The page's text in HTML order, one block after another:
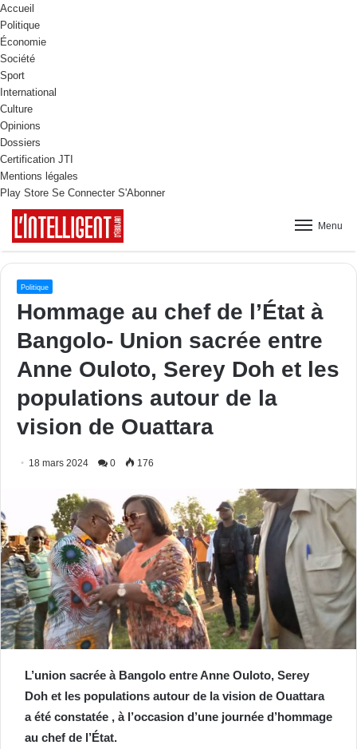
Accueil
Politique
Économie
Société
Sport
International
Culture
Opinions
Dossiers
Certification JTI
Mentions légales
Play Store Se Connecter S'Abonner
Menu
Politique
Hommage au chef de l’État à
Bangolo- Union sacrée entre
Anne Ouloto, Serey Doh et les
populations autour de la
vision de Ouattara
18 mars 2024 0 176
L’union sacrée à Bangolo entre Anne Ouloto, Serey
Doh et les populations autour de la vision de Ouattara
a été constatée , à l’occasion d’une journée d’hommage
au chef de l’État.